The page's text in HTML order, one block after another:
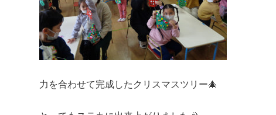
力を合わせて完成したクリスマスツリー🎄